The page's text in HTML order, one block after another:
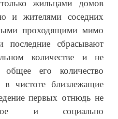
жильцами домов
и жителями соседних
проходящими мимо
последние сбрасывают
количестве и не
его количество
чистоте близлежащие
первых отнюдь не
и социально